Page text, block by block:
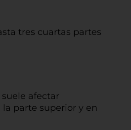
tres cuartas partes
afectar
parte superior y en